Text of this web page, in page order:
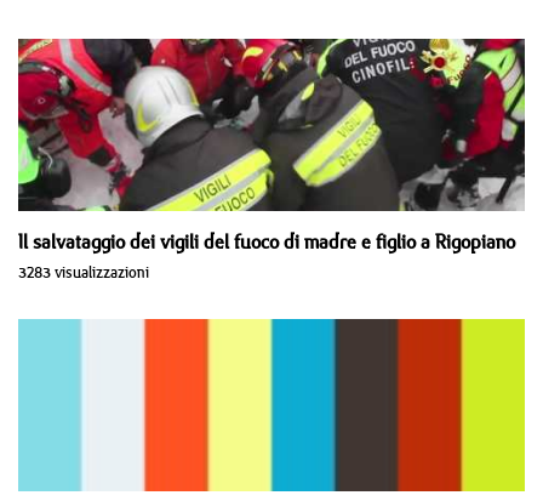
Il salvataggio dei vigili del fuoco di madre e figlio a Rigopiano
3283 visualizzazioni